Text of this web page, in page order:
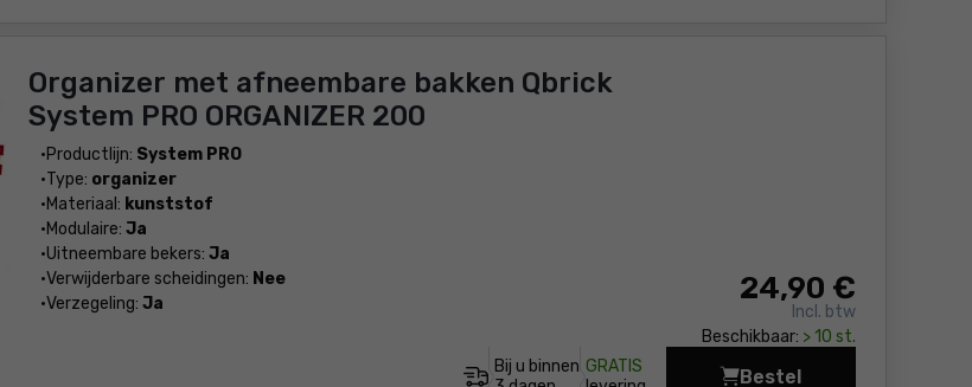
Organizer met afneembare bakken Qbrick
System PRO ORGANIZER 200
Productlijn: System PRO
Type: organizer
Materiaal: kunststof
Modulaire: Ja
Uitneembare bekers: Ja
Verwijderbare scheidingen: Nee
Verzegeling: Ja 24,90 €
Incl. btw
Beschikbaar: > 10 st.
Bij u binnen GRATIS
Bestel